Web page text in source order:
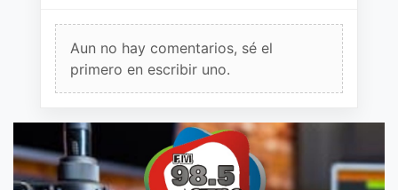
Aun no hay comentarios, sé el
primero en escribir uno.